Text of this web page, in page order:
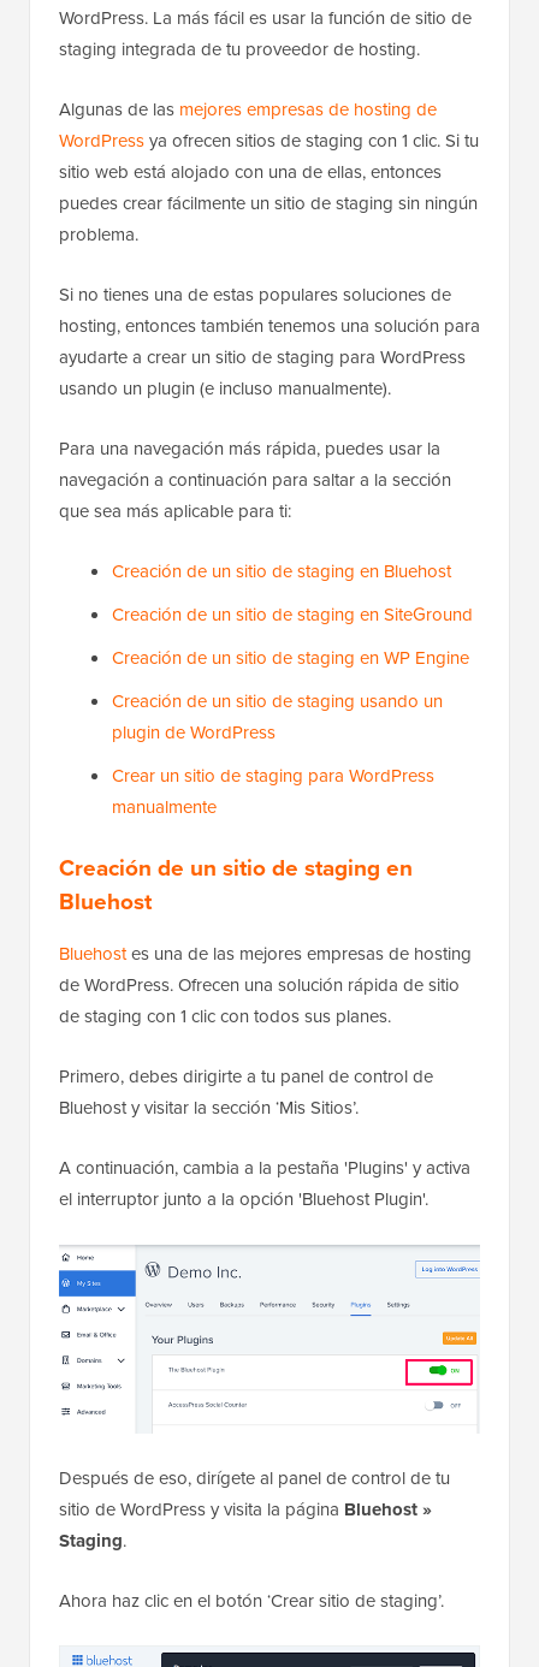
WordPress. La más fácil es usar la función de sitio de
staging integrada de tu proveedor de hosting.
Algunas de las mejores empresas de hosting de
WordPressya ofrecen sitios de staging con 1 clic. Si tu
sitio web está alojado con una de ellas, entonces
puedes crear fácilmente un sitio de staging sin ningún
problema.
Si no tienes una de estas populares soluciones de
hosting, entonces también tenemos una solución para
ayudarte a crear un sitio de staging para WordPress
usando un plugin (e incluso manualmente).
Para una navegación más rápida, puedes usar la
navegación a continuación para saltar a la sección
que sea más aplicable para ti:
Creación de un sitio de staging en Bluehost
Creación de un sitio de staging en SiteGround
Creación de un sitio de staging en WP Engine
Creación de un sitio de staging usando un
plugin de WordPress
Crear un sitio de staging para WordPress
manualmente
Creación de un sitio de staging en
Bluehost
Bluehostes una de las mejores empresas de hosting
de WordPress. Ofrecen una solución rápida de sitio
de staging con 1 clic con todos sus planes.
Primero, debes dirigirte a tu panel de control de
Bluehost y visitar la sección ‘Mis Sitios’.
A continuación, cambia a la pestaña 'Plugins' y activa
el interruptor junto a la opción 'Bluehost Plugin'.
Después de eso, dirígete al panel de control de tu
sitio de WordPress y visita la página Bluehost »
Staging.
Ahora haz clic en el botón ‘Crear sitio de staging’.